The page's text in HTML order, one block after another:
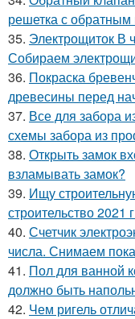
решетка с обратным
35. Электрощиток В
Собираем
36. Покраска
древесины перед
37. Все для забора
схемы забора из
38. Открыть замок
взламывать замок?
39. Ищу
строительство 2021
40. Счетчик
числа. Снимаем
41. Пол для ванной
должно быть
42. Чем ригель